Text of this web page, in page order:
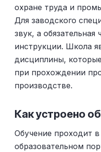
охране труда и
Для заводского
звук, а
инструкции. Школа
дисциплины,
при прохождении
производстве.
Как устроено
Обучение проходит
образовательном